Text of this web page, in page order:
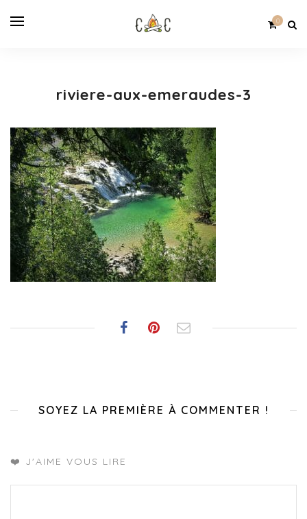
0
riviere-aux-emeraudes-3
SOYEZ LA PREMIÈRE À COMMENTER !
❤️ J'AIME VOUS LIRE